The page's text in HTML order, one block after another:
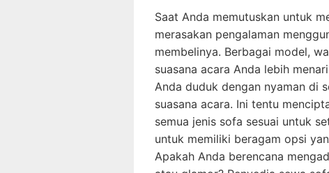
Saat Anda memutuskan untuk
merasakan pengalaman
membelinya. Berbagai model,
suasana acara Anda lebih
Anda duduk dengan nyaman di
suasana acara. Ini tentu
semua jenis sofa sesuai untuk
untuk memiliki beragam opsi
Apakah Anda berencana